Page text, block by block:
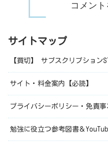
コメン
サイトマップ
【買切】 サブスクリプション
サイト・料金案内【必読】
プライバシーポリシー・免責事
勉強に役立つ参考図書＆